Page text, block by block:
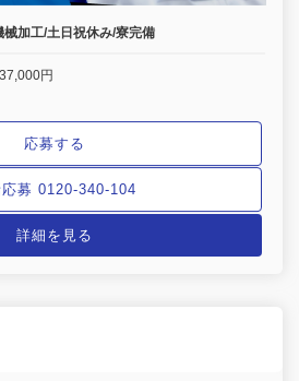
加工/土日祝休み/寮完備
円
応募する
応募 0120-340-104
詳細を見る